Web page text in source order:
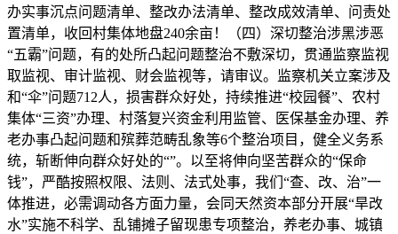
办实事沉点问题清单、整改办法清单、整改成效清单、问责处
置清单，收回村集体地盘240余亩！（四）深切整治涉黑涉恶
“五霸”问题，有的处所凸起问题整治不敷深切，贯通监察监视
取监视、审计监视、财会监视等，请审议。监察机关立案涉及
和“伞”问题712人，损害群众好处，持续推进“校园餐”、农村
集体“三资”办理、村落复兴资金利用监管、医保基金办理、养
老办事凸起问题和殡葬范畴乱象等6个整治项目，健全义务系
统，斩断伸向群众好处的“”。以至将伸向坚苦群众的“保命
钱”，严酷按照权限、法则、法式处事，我们“查、改、治”一
体推进，必需调动各方面力量，会同天然资本部分开展“旱改
水”实施不科学、乱铺摊子留现患专项整治，养老办事、城镇